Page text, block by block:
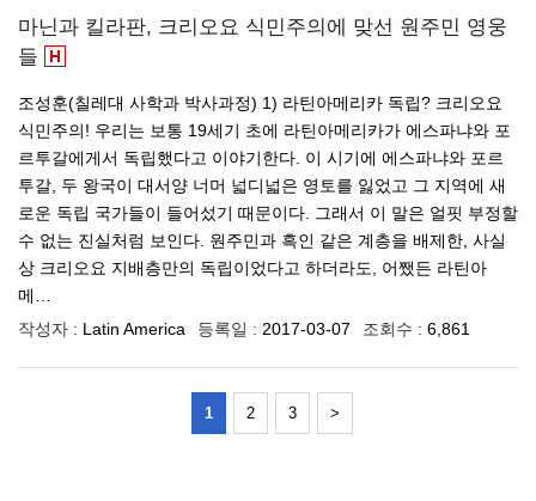
마닌과 킬라판, 크리오요 식민주의에 맞선 원주민 영웅
들
조성훈(칠레대 사학과 박사과정) 1) 라틴아메리카 독립? 크리오요
식민주의! 우리는 보통 19세기 초에 라틴아메리카가 에스파냐와 포
르투갈에게서 독립했다고 이야기한다. 이 시기에 에스파냐와 포르
투갈, 두 왕국이 대서양 너머 넓디넓은 영토를 잃었고 그 지역에 새
로운 독립 국가들이 들어섰기 때문이다. 그래서 이 말은 얼핏 부정할
수 없는 진실처럼 보인다. 원주민과 흑인 같은 계층을 배제한, 사실
상 크리오요 지배층만의 독립이었다고 하더라도, 어쨌든 라틴아
메…
작성자 : Latin America 등록일 : 2017-03-07 조회수 : 6,861
1 2 3 >